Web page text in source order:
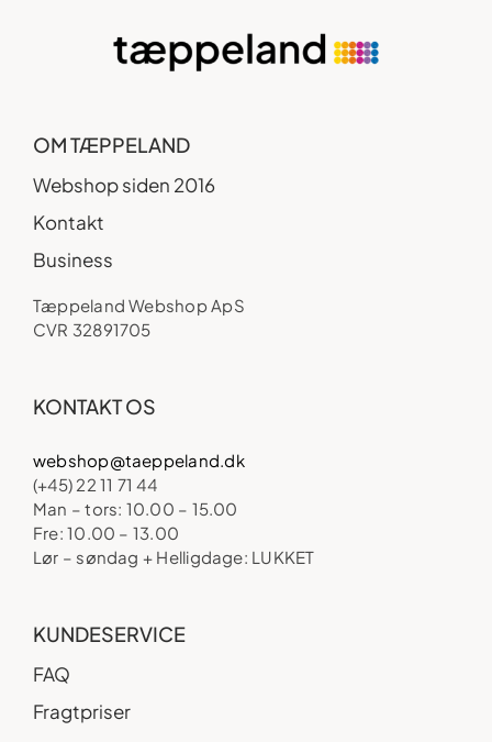
OM TÆPPELAND
Webshop siden 2016
Kontakt
Business
Tæppeland Webshop ApS
CVR 32891705
KONTAKT OS
webshop@taeppeland.dk
(+45) 22 11 71 44
Man – tors: 10.00 – 15.00
Fre: 10.00 – 13.00
Lør – søndag + Helligdage: LUKKET
KUNDESERVICE
FAQ
Fragtpriser